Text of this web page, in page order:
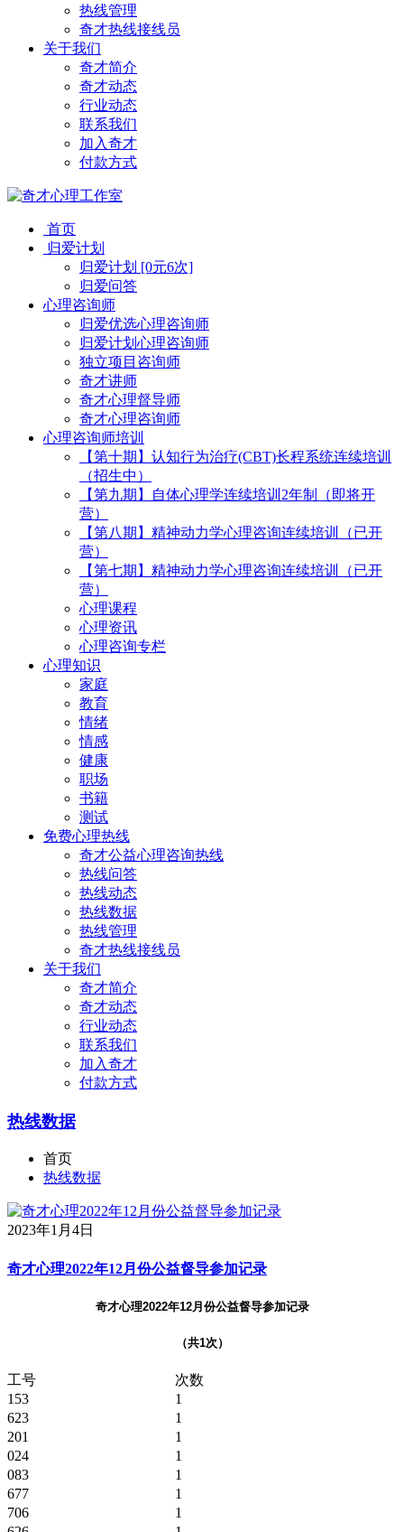
热线管理
奇才热线接线员
关于我们
奇才简介
奇才动态
行业动态
联系我们
加入奇才
付款方式
首页
归爱计划
归爱计划 [0元6次]
归爱问答
心理咨询师
归爱优选心理咨询师
归爱计划心理咨询师
独立项目咨询师
奇才讲师
奇才心理督导师
奇才心理咨询师
心理咨询师培训
【第十期】认知行为治疗(CBT)长程系统连续培训
（招生中）
【第九期】自体心理学连续培训2年制（即将开
营）
【第八期】精神动力学心理咨询连续培训（已开
营）
【第七期】精神动力学心理咨询连续培训（已开
营）
心理课程
心理资讯
心理咨询专栏
心理知识
家庭
教育
情绪
情感
健康
职场
书籍
测试
免费心理热线
奇才公益心理咨询热线
热线问答
热线动态
热线数据
热线管理
奇才热线接线员
关于我们
奇才简介
奇才动态
行业动态
联系我们
加入奇才
付款方式
热线数据
首页
热线数据
2023年1月4日
奇才心理2022年12月份公益督导参加记录
奇才心理2022年12月份公益督导参加记录
（共1次）
工号
次数
153
1
623
1
201
1
024
1
083
1
677
1
706
1